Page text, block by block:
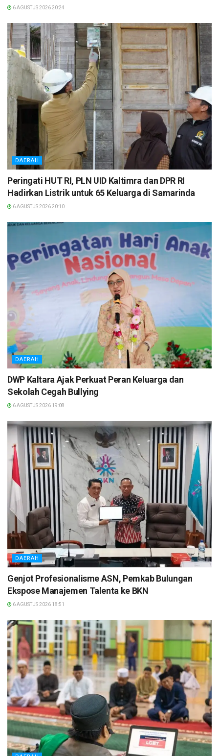
6 AGUSTUS 2026 20:24
DAERAH
Peringati HUT RI, PLN UID Kaltimra dan DPR RI
Hadirkan Listrik untuk 65 Keluarga di Samarinda
6 AGUSTUS 2026 20:10
DAERAH
DWP Kaltara Ajak Perkuat Peran Keluarga dan
Sekolah Cegah Bullying
6 AGUSTUS 2026 19:08
DAERAH
Genjot Profesionalisme ASN, Pemkab Bulungan
Ekspose Manajemen Talenta ke BKN
6 AGUSTUS 2026 18:51